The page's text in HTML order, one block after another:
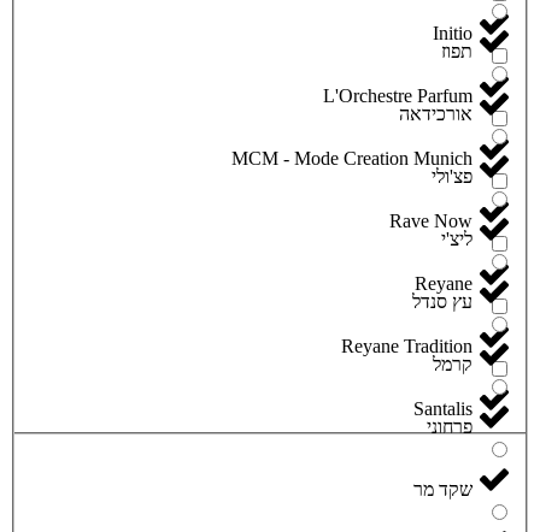
Initio
L'Orchestre Parfum
MCM - Mode Creation Munich
Rave Now
Reyane
Reyane Tradition
Santalis
תפוז
אורכידאה
פצ'ולי
ליצ'י
עץ סנדל
קרמל
פרחוני
שקד מר